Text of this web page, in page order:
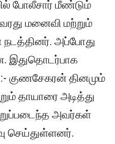
போலீசார் மீண்டும்
மனைவி மற்றும்
நடத்தினர். அப்போது
இதுதொடர்பாக
குணசேகரன் தினமும்
தாயாரை அடித்து
அவர்கள்
செய்துள்ளனர்.